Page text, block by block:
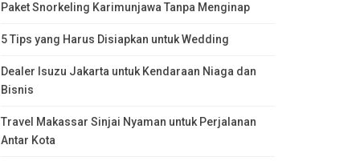
Paket Snorkeling Karimunjawa Tanpa Menginap
5 Tips yang Harus Disiapkan untuk Wedding
Dealer Isuzu Jakarta untuk Kendaraan Niaga dan
Bisnis
Travel Makassar Sinjai Nyaman untuk Perjalanan
Antar Kota